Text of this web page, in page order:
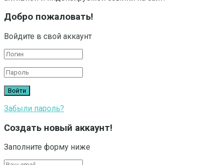
Добро пожаловать!
Войдите в свой аккаунт
Забыли пароль?
Создать новый аккаунт!
Заполните форму ниже